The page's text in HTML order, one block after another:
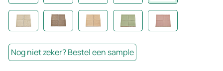
Nog niet zeker? Bestel een sample